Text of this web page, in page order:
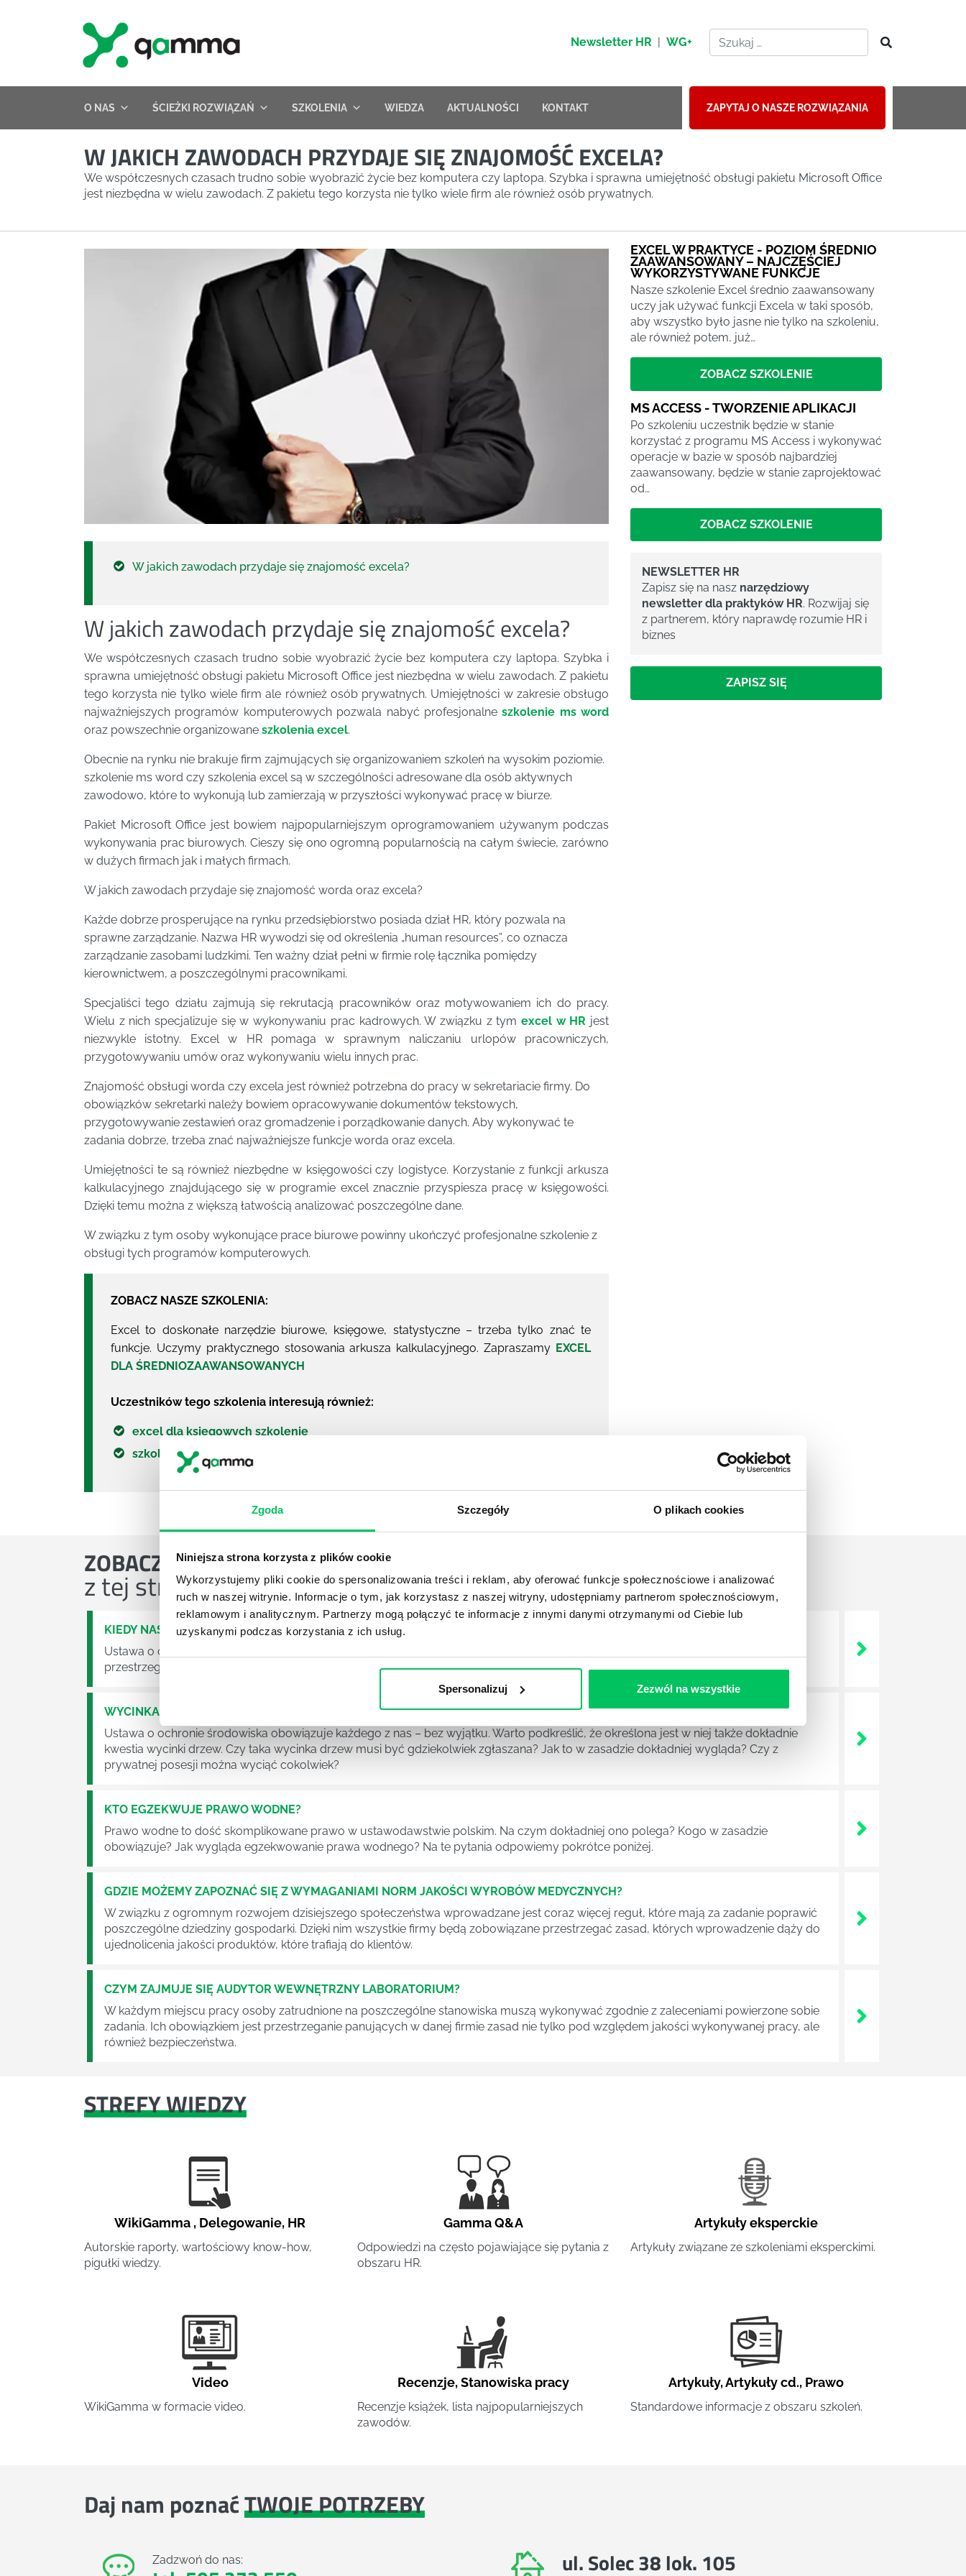
Zgoda Szczegóły O plikach cookies
Niniejsza strona korzysta z plików cookie
Wykorzystujemy pliki cookie do spersonalizowania treści i reklam, aby oferować funkcje społecznościowe i analizować
ruch w naszej witrynie. Informacje o tym, jak korzystasz z naszej witryny, udostępniamy partnerom społecznościowym,
reklamowym i analitycznym. Partnerzy mogą połączyć te informacje z innymi danymi otrzymanymi od Ciebie lub
uzyskanymi podczas korzystania z ich usług.
Spersonalizuj Zezwól na wszystkie
Newsletter HR | WG+
O NAS ŚCIEŻKI ROZWIĄZAŃ SZKOLENIA WIEDZA AKTUALNOŚCI KONTAKT ZAPYTAJ O NASZE ROZWIĄZANIA
W JAKICH ZAWODACH PRZYDAJE SIĘ ZNAJOMOŚĆ EXCELA?
We współczesnych czasach trudno sobie wyobrazić życie bez komputera czy laptopa. Szybka i sprawna umiejętność obsługi pakietu Microsoft Office
jest niezbędna w wielu zawodach. Z pakietu tego korzysta nie tylko wiele firm ale również osób prywatnych.
W jakich zawodach przydaje się znajomość excela?
W jakich zawodach przydaje się znajomość excela?
We współczesnych czasach trudno sobie wyobrazić życie bez komputera czy laptopa. Szybka i
sprawna umiejętność obsługi pakietu Microsoft Office jest niezbędna w wielu zawodach. Z pakietu
tego korzysta nie tylko wiele firm ale również osób prywatnych. Umiejętności w zakresie obsługo
najważniejszych programów komputerowych pozwala nabyć profesjonalneszkolenie ms word
oraz powszechnie organizowane szkolenia excel.
Obecnie na rynku nie brakuje firm zajmujących się organizowaniem szkoleń na wysokim poziomie.
szkolenie ms word czy szkolenia excel są w szczególności adresowane dla osób aktywnych
zawodowo, które to wykonują lub zamierzają w przyszłości wykonywać pracę w biurze.
Pakiet Microsoft Office jest bowiem najpopularniejszym oprogramowaniem używanym podczas
wykonywania prac biurowych. Cieszy się ono ogromną popularnością na całym świecie, zarówno
w dużych firmach jak i małych firmach.
W jakich zawodach przydaje się znajomość worda oraz excela?
Każde dobrze prosperujące na rynku przedsiębiorstwo posiada dział HR, który pozwala na
sprawne zarządzanie. Nazwa HR wywodzi się od określenia „human resources”, co oznacza
zarządzanie zasobami ludzkimi. Ten ważny dział pełni w firmie rolę łącznika pomiędzy
kierownictwem, a poszczególnymi pracownikami.
Specjaliści tego działu zajmują się rekrutacją pracowników oraz motywowaniem ich do pracy.
Wielu z nich specjalizuje się w wykonywaniu prac kadrowych. W związku z tym excel w HR jest
niezwykle istotny. Excel w HR pomaga w sprawnym naliczaniu urlopów pracowniczych,
przygotowywaniu umów oraz wykonywaniu wielu innych prac.
Znajomość obsługi worda czy excela jest również potrzebna do pracy w sekretariacie firmy. Do
obowiązków sekretarki należy bowiem opracowywanie dokumentów tekstowych,
przygotowywanie zestawień oraz gromadzenie i porządkowanie danych. Aby wykonywać te
zadania dobrze, trzeba znać najważniejsze funkcje worda oraz excela.
Umiejętności te są również niezbędne w księgowości czy logistyce. Korzystanie z funkcji arkusza
kalkulacyjnego znajdującego się w programie excel znacznie przyspiesza pracę w księgowości.
Dzięki temu można z większą łatwością analizować poszczególne dane.
W związku z tym osoby wykonujące prace biurowe powinny ukończyć profesjonalne szkolenie z
obsługi tych programów komputerowych.
ZOBACZ NASZE SZKOLENIA:
Excel to doskonałe narzędzie biurowe, księgowe, statystyczne – trzeba tylko znać te
funkcje. Uczymy praktycznego stosowania arkusza kalkulacyjnego. Zapraszamy EXCEL
DLA ŚREDNIOZAAWANSOWANYCH
Uczestników tego szkolenia interesują również:
excel dla księgowych szkolenie
szkolenia excel Microsoft
EXCEL W PRAKTYCE - POZIOM ŚREDNIO
ZAAWANSOWANY – NAJCZĘŚCIEJ
WYKORZYSTYWANE FUNKCJE
Nasze szkolenie Excel średnio zaawansowany
uczy jak używać funkcji Excela w taki sposób,
aby wszystko było jasne nie tylko na szkoleniu,
ale również potem, już…
ZOBACZ SZKOLENIE
MS ACCESS - TWORZENIE APLIKACJI
Po szkoleniu uczestnik będzie w stanie
korzystać z programu MS Access i wykonywać
operacje w bazie w sposób najbardziej
zaawansowany, będzie w stanie zaprojektować
od…
ZOBACZ SZKOLENIE
NEWSLETTER HR
Zapisz się na nasz narzędziowy
newsletter dla praktyków HR. Rozwijaj się
z partnerem, który naprawdę rozumie HR i
biznes
ZAPISZ SIĘ
ZOBACZ OSTATNIE ARTYKUŁY
z tej strefy wiedzy
KIEDY NASTĄPI ZMIANA USTAWY O ODPADACH?
Ustawa o odpadach jest dość istotną ustawą dla każdej firmy. Kiedy dokładnie nowe przepisy wejdą w życie? Od kiedy ich
przestrzeganie będzie już normalnie egzekwowane? Z czym trzeba się tutaj na pewno liczyć?
WYCINKA DRZEW A USTAWA O OCHRONIE ŚRODOWISKA - CO WARTO WIEDZIEĆ?
Ustawa o ochronie środowiska obowiązuje każdego z nas – bez wyjątku. Warto podkreślić, że określona jest w niej także dokładnie
kwestia wycinki drzew. Czy taka wycinka drzew musi być gdziekolwiek zgłaszana? Jak to w zasadzie dokładniej wygląda? Czy z
prywatnej posesji można wyciąć cokolwiek?
KTO EGZEKWUJE PRAWO WODNE?
Prawo wodne to dość skomplikowane prawo w ustawodawstwie polskim. Na czym dokładniej ono polega? Kogo w zasadzie
obowiązuje? Jak wygląda egzekwowanie prawa wodnego? Na te pytania odpowiemy pokrótce poniżej.
GDZIE MOŻEMY ZAPOZNAĆ SIĘ Z WYMAGANIAMI NORM JAKOŚCI WYROBÓW MEDYCZNYCH?
W związku z ogromnym rozwojem dzisiejszego społeczeństwa wprowadzane jest coraz więcej reguł, które mają za zadanie poprawić
poszczególne dziedziny gospodarki. Dzięki nim wszystkie firmy będą zobowiązane przestrzegać zasad, których wprowadzenie dąży do
ujednolicenia jakości produktów, które trafiają do klientów.
CZYM ZAJMUJE SIĘ AUDYTOR WEWNĘTRZNY LABORATORIUM?
W każdym miejscu pracy osoby zatrudnione na poszczególne stanowiska muszą wykonywać zgodnie z zaleceniami powierzone sobie
zadania. Ich obowiązkiem jest przestrzeganie panujących w danej firmie zasad nie tylko pod względem jakości wykonywanej pracy, ale
również bezpieczeństwa.
STREFY WIEDZY
WikiGamma , Delegowanie, HR
Autorskie raporty, wartościowy know-how,
pigułki wiedzy.
Gamma Q&A
Odpowiedzi na często pojawiające się pytania z
obszaru HR.
Artykuły eksperckie
Artykuły związane ze szkoleniami eksperckimi.
Video
WikiGamma w formacie video.
Recenzje,Stanowiska pracy
Recenzje książek, lista najpopularniejszych
zawodów.
Artykuły,Artykuły cd., Prawo
Standardowe informacje z obszaru szkoleń.
Daj nam poznaćTWOJE POTRZEBY
Zadzwoń do nas: ul. Solec 38 lok. 105